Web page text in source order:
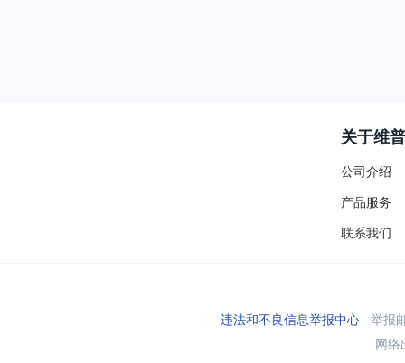
关于维普
公司介绍
产品服务
联系我们
违法和不良信息举报中心举报
网